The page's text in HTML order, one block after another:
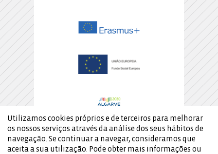
Utilizamos cookies próprios e de terceiros para melhorar
os nossos serviços através da análise dos seus hábitos de
navegação. Se continuar a navegar, consideramos que
aceita a sua utilização. Pode obter mais informações ou